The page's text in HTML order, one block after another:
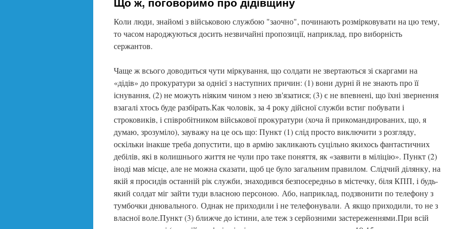
Коли люди, знайомі з військовою службою "заочно", починають розмірковувати на цю тему,
то часом народжуються досить незвичайні пропозиції, наприклад, про виборність
сержантов.
Чаще ж всього доводиться чути міркування, що солдати не звертаються зі скаргами на
«дідів» до прокуратури за однієї з наступних причин: (1) вони дурні й не знають про її
існування, (2) не можуть ніяким чином з нею зв'язатися; (3) є не впевнені, що їхні звернення
взагалі хтось буде разбірать.Как чоловік, за 4 року дійсної служби встиг побувати і
строковиків, і співробітником військової прокуратури (хоча й прикомандированих, що, я
думаю, зрозуміло), зауважу на це ось що: Пункт (1) слід просто виключити з розгляду,
оскільки інакше треба допустити, що в армію закликають суцільно якихось фантастичних
дебілів, які в колишнього життя не чули про таке поняття, як «заявити в міліцію». Пункт (2)
іноді мав місце, але не можна сказати, щоб це було загальним правилом. Слідчий ділянку, на
якій я просидів останній рік служби, знаходився безпосередньо в містечку, біля КПП, і будь-
який солдат міг зайти туди власною персоною. Або, наприклад, подзвонити по телефону з
тумбочки днювального. Однак не приходили і не телефонували. А якщо приходили, то не з
власної воле.Пункт (3) ближче до істини, але теж з серйозними застереженнями.При всій